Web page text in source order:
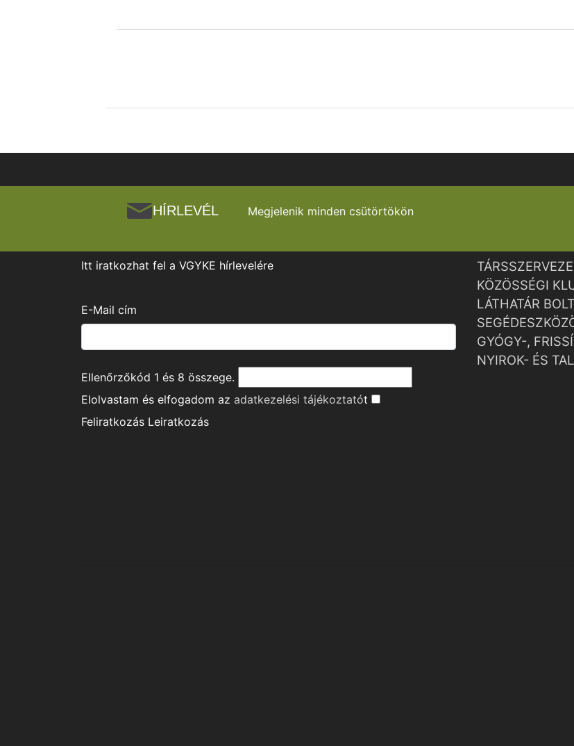
HÍRLEVÉL Megjelenik minden csütörtökön
Itt iratkozhat fel a VGYKE hírlevelére
E-Mail cím
Ellenőrzőkód 1 és 8 összege.
Elolvastam és elfogadom az adatkezelési tájékoztatót
Feliratkozás Leiratkozás
KÖZÖSSÉGI
LÁTHATÁR BOLT
GYÓGY-,
NYIROK- ÉS